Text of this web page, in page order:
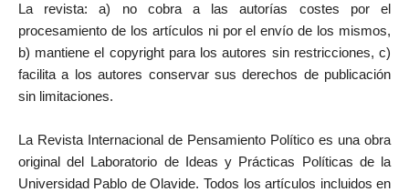
La revista: a) no cobra a las autorías costes por el
procesamiento de los artículos ni por el envío de los mismos,
b) mantiene el copyright para los autores sin restricciones, c)
facilita a los autores conservar sus derechos de publicación
sin limitaciones.
La Revista Internacional de Pensamiento Político es una obra
original del Laboratorio de Ideas y Prácticas Políticas de la
Universidad Pablo de Olavide. Todos los artículos incluidos en